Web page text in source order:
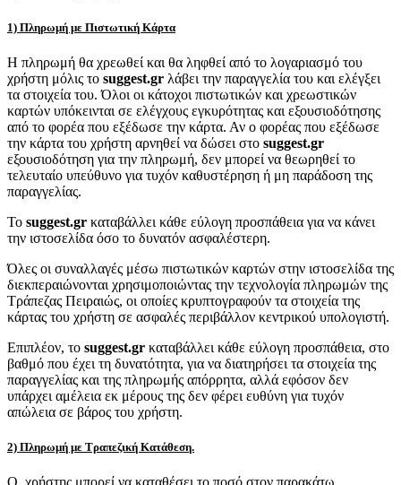
1) Πληρωμή με Πιστωτική Κάρτα
Η πληρωμή θα χρεωθεί και θα ληφθεί από το λογαριασμό του
χρήστη μόλις το suggest.gr λάβει την παραγγελία του και ελέγξει
τα στοιχεία του. Όλοι οι κάτοχοι πιστωτικών και χρεωστικών
καρτών υπόκεινται σε ελέγχους εγκυρότητας και εξουσιοδότησης
από το φορέα που εξέδωσε την κάρτα. Αν ο φορέας που εξέδωσε
την κάρτα του χρήστη αρνηθεί να δώσει στο suggest.gr
εξουσιοδότηση για την πληρωμή, δεν μπορεί να θεωρηθεί το
τελευταίο υπεύθυνο για τυχόν καθυστέρηση ή μη παράδοση της
παραγγελίας.
Το suggest.gr καταβάλλει κάθε εύλογη προσπάθεια για να κάνει
την ιστοσελίδα όσο το δυνατόν ασφαλέστερη.
Όλες οι συναλλαγές μέσω πιστωτικών καρτών στην ιστοσελίδα της
διεκπεραιώνονται χρησιμοποιώντας την τεχνολογία πληρωμών της
Τράπεζας Πειραιώς, οι οποίες κρυπτογραφούν τα στοιχεία της
κάρτας του χρήστη σε ασφαλές περιβάλλον κεντρικού υπολογιστή.
Επιπλέον, το suggest.gr καταβάλλει κάθε εύλογη προσπάθεια, στο
βαθμό που έχει τη δυνατότητα, για να διατηρήσει τα στοιχεία της
παραγγελίας και της πληρωμής απόρρητα, αλλά εφόσον δεν
υπάρχει αμέλεια εκ μέρους της δεν φέρει ευθύνη για τυχόν
απώλεια σε βάρος του χρήστη.
2) Πληρωμή με Τραπεζική Κατάθεση.
Ο χρήστης μπορεί να καταθέσει το ποσό στον παρακάτω